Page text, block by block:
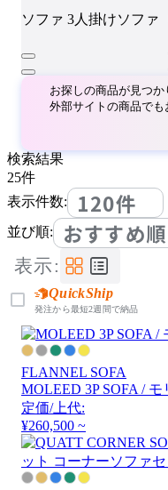
ソファ 3人掛けソファ
お探しの商品が見つか
外部サイトの商品でも
検索結果
25件
表示件数:
120件
並び順: おすすめ順
表示:
QuickShip
発注から最短2週間で納品
FLANNEL SOFA
MOLEED 3P SOFA /
定価/上代:
¥260,500 ~